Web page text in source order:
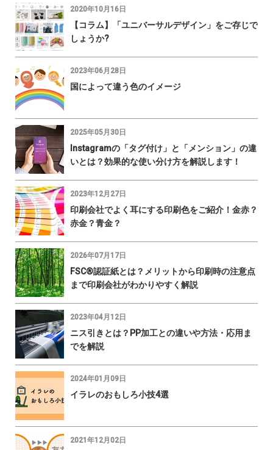
2020年10月16日
【コラム】「ユニバーサルデザイン」をご存じで
しょうか?
2023年06月28日
国によって違う色のイメージ
2025年05月30日
Instagramの「タグ付け」と「メンション」の違
いとは？効果的な使い分け方を解説します！
2023年12月27日
印刷会社でよく耳にする印刷色をご紹介！金赤？
赤金？青金？
2026年07月17日
FSC®認証紙とは？メリットから印刷時の注意点
まで印刷会社がわかりやすく解説
2023年04月12日
ニス引きとは？PP加工との違いや方法・応用ま
でを解説
2024年01月09日
イラレのおもしろ小技4選
2021年12月02日